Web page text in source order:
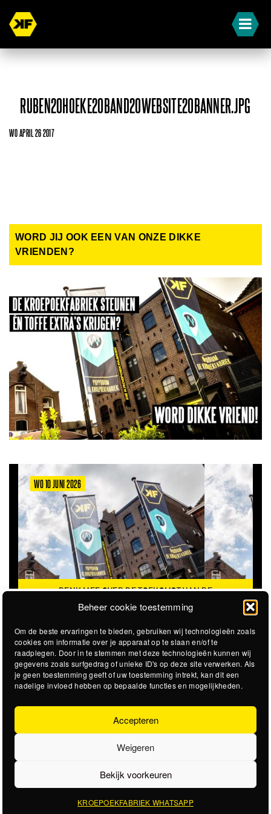
Beheer cookie toestemming
Om de beste ervaringen te bieden, gebruiken wij technologieën zoals
cookies om informatie over je apparaat op te slaan en/of te
raadplegen. Door in te stemmen met deze technologieën kunnen wij
gegevens zoals surfgedrag of unieke ID's op deze site verwerken. Als
je geen toestemming geeft of uw toestemming intrekt, kan dit een
nadelige invloed hebben op bepaalde functies en mogelijkheden.
Accepteren
Weigeren
Bekijk voorkeuren
KROEPOEKFABRIEK WHATSAPP
RUBEN20HOEKE20BAND20WEBSITE20BANNER.JPG
WO APRIL 26 2017
WORD JIJ OOK EEN VAN ONZE DIKKE
VRIENDEN?
WO 10 JUNI 2026
DENK MEE OVER DE TOEKOMST VAN DE
KROEPOEKFABRIEK